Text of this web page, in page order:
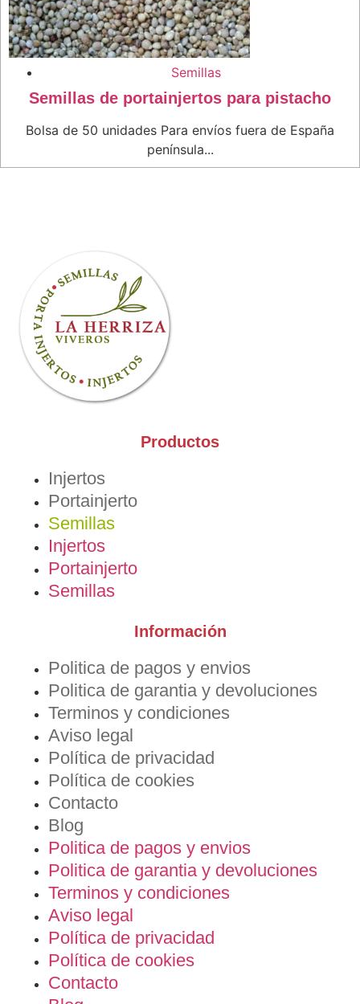
Semillas
Semillas de portainjertos para pistacho
Bolsa de 50 unidades Para envíos fuera de España
península...
Este
producto
Productos
Injertos
Portainjerto
Semillas
Injertos
Portainjerto
Semillas
Información
Politica de pagos y envios
Politica de garantia y devoluciones
Terminos y condiciones
Aviso legal
Política de privacidad
Política de cookies
Contacto
Blog
Politica de pagos y envios
Politica de garantia y devoluciones
Terminos y condiciones
Aviso legal
Política de privacidad
Política de cookies
Contacto